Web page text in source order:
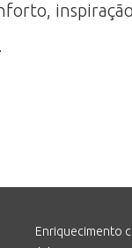
Enriquecimento